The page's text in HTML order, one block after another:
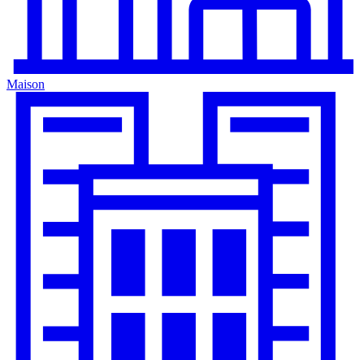
Maison